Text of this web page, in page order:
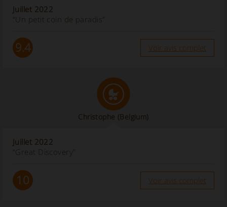
Juillet 2022
“Un petit coin de paradis”
9.4 Voir avis complet
Christophe (Belgium)
Juillet 2022
“Great Discovery”
10 Voir avis complet